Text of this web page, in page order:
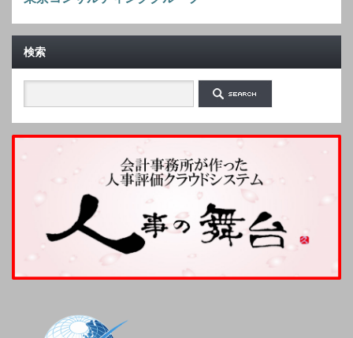
検索